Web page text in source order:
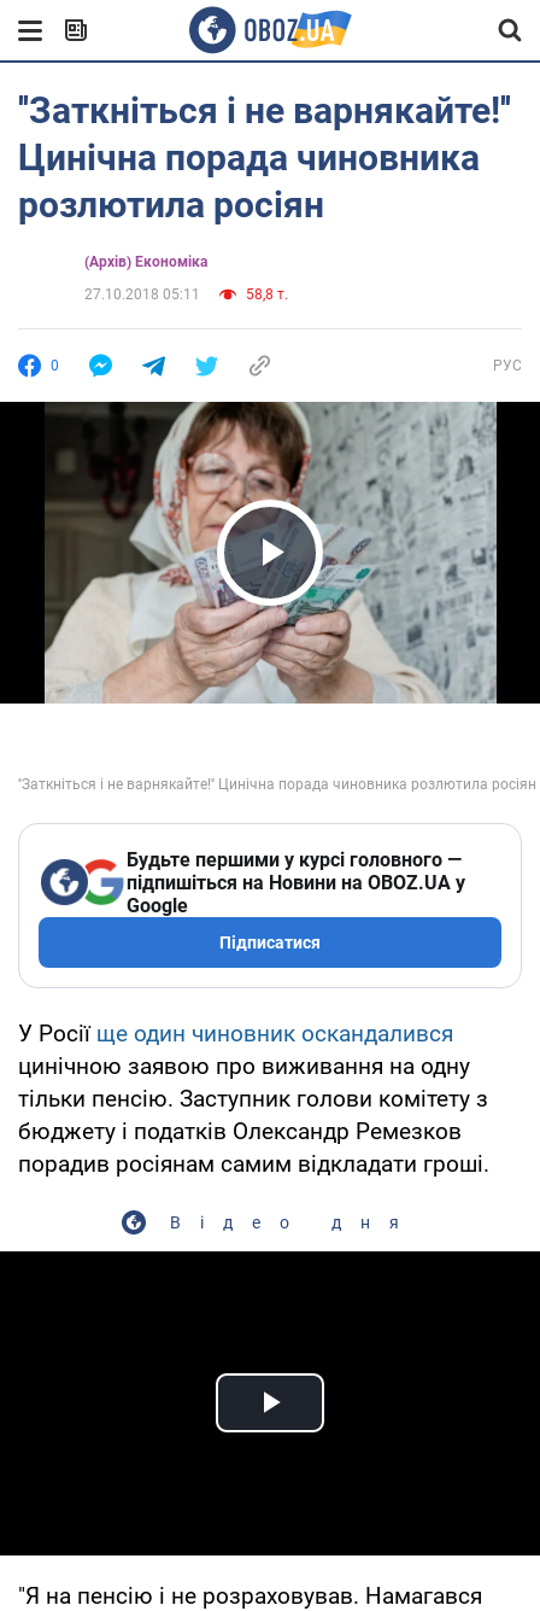
''Заткніться і не варнякайте!''
Цинічна порада чиновника
розлютила росіян
(Архів) Економіка
27.10.2018 05:11
58,8 т.
0 РУС
Play Video
Будьте першими у курсі головного —
підпишіться на Новини на OBOZ.UA у
Google
Підписатися
У Росії ще один чиновник оскандалився
цинічною заявою про виживання на одну
тільки пенсію. Заступник голови комітету з
бюджету і податків Олександр Ремезков
порадив росіянам самим відкладати гроші.
Відео дня
Play Video
"Я на пенсію і не розраховував. Намагався